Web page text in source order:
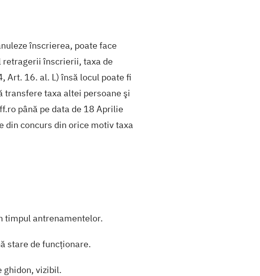
înscrierea, poate face
retragerii înscrierii, taxa de
Art. 16. al. L) însă locul poate fi
transfere taxa altei persoane şi
până pe data de 18 Aprilie
din concurs din orice motiv taxa
timpul antrenamentelor.
stare de funcționare.
ghidon, vizibil.